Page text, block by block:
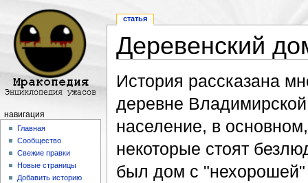
Деревенский
История рассказана
деревне
население, в
некоторые стоят
был дом с
статья
навигация
Главная
Сообщество
Свежие правки
Новые страницы
Добавить историю